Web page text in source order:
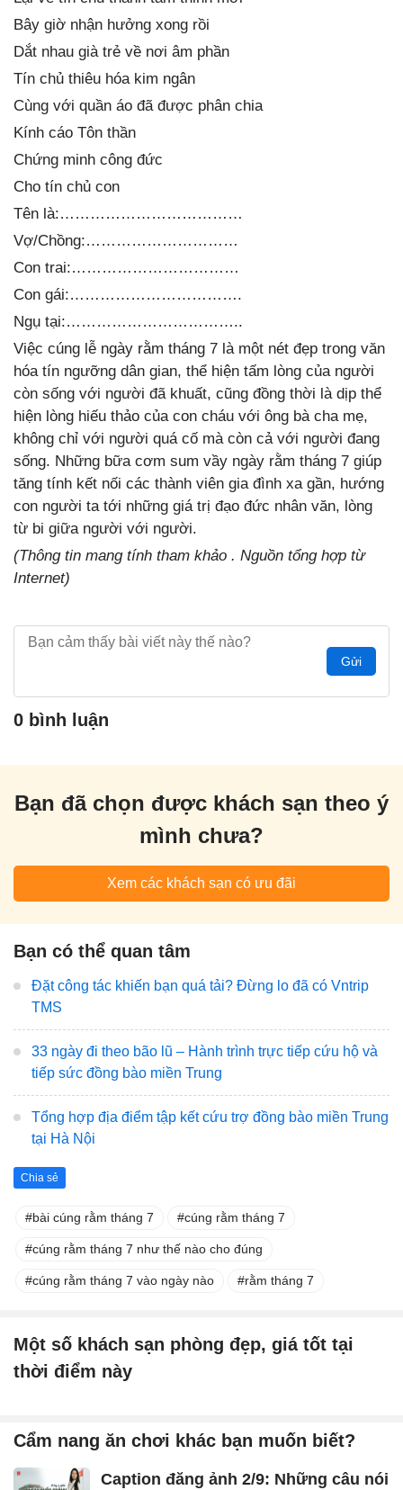
Bây giờ nhận hưởng xong rồi
Dắt nhau già trẻ về nơi âm phần
Tín chủ thiêu hóa kim ngân
Cùng với quần áo đã được phân chia
Kính cáo Tôn thần
Chứng minh công đức
Cho tín chủ con
Tên là:………………………………
Vợ/Chồng:…………………………
Con trai:……………………………
Con gái:…………………………….
Ngụ tại:……………………………..
Việc cúng lễ ngày rằm tháng 7 là một nét đẹp trong văn
hóa tín ngưỡng dân gian, thể hiện tấm lòng của người
còn sống với người đã khuất, cũng đồng thời là dịp thể
hiện lòng hiếu thảo của con cháu với ông bà cha mẹ,
không chỉ với người quá cố mà còn cả với người đang
sống. Những bữa cơm sum vầy ngày rằm tháng 7 giúp
tăng tính kết nối các thành viên gia đình xa gần, hướng
con người ta tới những giá trị đạo đức nhân văn, lòng
từ bi giữa người với người.
(Thông tin mang tính tham khảo . Nguồn tổng hợp từ
Internet)
Gửi
0 bình luận
Bạn đã chọn được khách sạn theo ý
mình chưa?
Xem các khách sạn có ưu đãi
Bạn có thể quan tâm
Đặt công tác khiến bạn quá tải? Đừng lo đã có Vntrip
TMS
33 ngày đi theo bão lũ – Hành trình trực tiếp cứu hộ và
tiếp sức đồng bào miền Trung
Tổng hợp địa điểm tập kết cứu trợ đồng bào miền Trung
tại Hà Nội
Chia sẻ
bài cúng rằm tháng 7 cúng rằm tháng 7
cúng rằm tháng 7 như thế nào cho đúng
cúng rằm tháng 7 vào ngày nào rằm tháng 7
Một số khách sạn phòng đẹp, giá tốt tại
thời điểm này
Cẩm nang ăn chơi khác bạn muốn biết?
Caption đăng ảnh 2/9: Những câu nói